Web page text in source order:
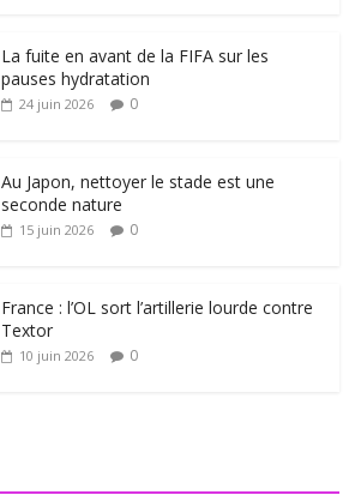
La fuite en avant de la FIFA sur les
pauses hydratation
24 juin 2026 0
Au Japon, nettoyer le stade est une
seconde nature
15 juin 2026 0
France : l’OL sort l’artillerie lourde contre
Textor
10 juin 2026 0